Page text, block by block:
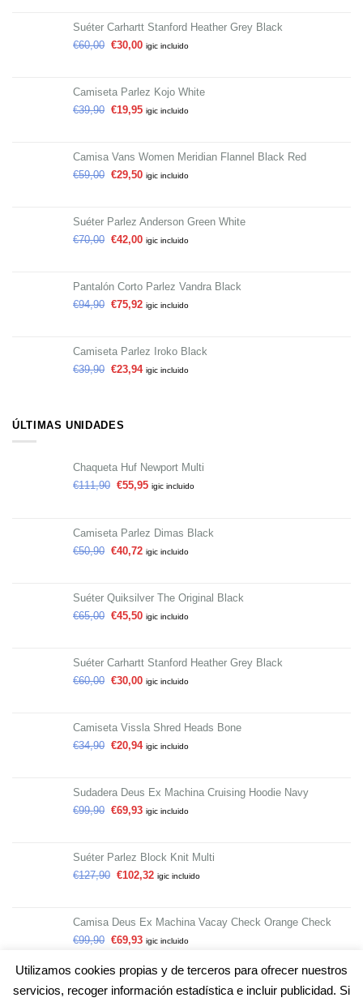
Suéter Carhartt Stanford Heather Grey Black
€60,00 €30,00 igic incluido
Camiseta Parlez Kojo White
€39,90 €19,95 igic incluido
Camisa Vans Women Meridian Flannel Black Red
€59,00 €29,50 igic incluido
Suéter Parlez Anderson Green White
€70,00 €42,00 igic incluido
Pantalón Corto Parlez Vandra Black
€94,90 €75,92 igic incluido
Camiseta Parlez Iroko Black
€39,90 €23,94 igic incluido
ÚLTIMAS UNIDADES
Chaqueta Huf Newport Multi
€111,90 €55,95 igic incluido
Camiseta Parlez Dimas Black
€50,90 €40,72 igic incluido
Suéter Quiksilver The Original Black
€65,00 €45,50 igic incluido
Suéter Carhartt Stanford Heather Grey Black
€60,00 €30,00 igic incluido
Camiseta Vissla Shred Heads Bone
€34,90 €20,94 igic incluido
Sudadera Deus Ex Machina Cruising Hoodie Navy
€99,90 €69,93 igic incluido
Suéter Parlez Block Knit Multi
€127,90 €102,32 igic incluido
Camisa Deus Ex Machina Vacay Check Orange Check
€99,90 €69,93 igic incluido
Utilizamos cookies propias y de terceros para ofrecer nuestros
servicios, recoger información estadística e incluir publicidad. Si